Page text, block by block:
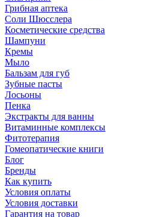
Грибная аптека
Соли Шюсслера
Косметические средства
Шампуни
Кремы
Мыло
Бальзам для губ
Зубные пасты
Лосьоны
Пенка
Экстракты для ванны
Витаминные комплексы
Фитотерапия
Гомеопатические книги
Блог
Бренды
Как купить
Условия оплаты
Условия доставки
Гарантия на товар